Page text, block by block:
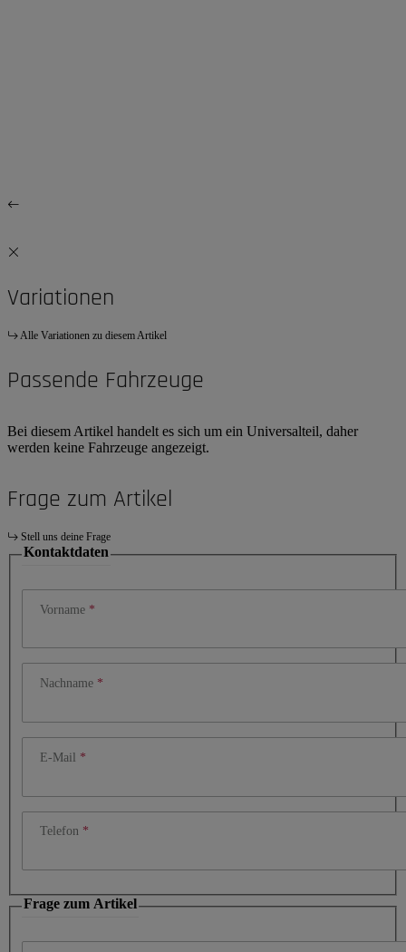
Variationen
Alle Variationen zu diesem Artikel
Passende Fahrzeuge
Bei diesem Artikel handelt es sich um ein Universalteil, daher
werden keine Fahrzeuge angezeigt.
Frage zum Artikel
Stell uns deine Frage
Kontaktdaten
Vorname
Nachname
E-Mail
Telefon
Frage zum Artikel